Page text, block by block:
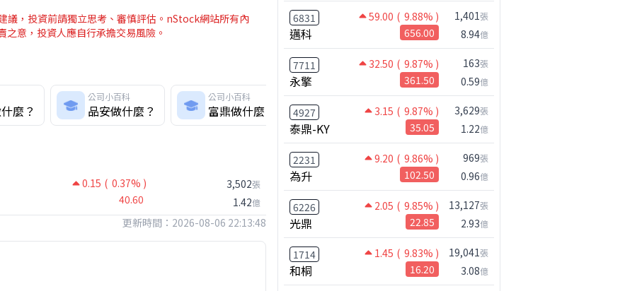
，投資前請獨立思考、審慎評估。nStock網站所有內
意，投資人應自行承擔交易風險。
麼？
公司小百科
品安做什麼？
公司小百科
富鼎做什麼？
公司小百科
盟立做什麼？
0.15 ( 0.37% )
40.60
3,502張
1.42億
更新時間：2026-08-06 22:13:48
6831 59.00 ( 9.88% )
邁科 656.00
1,401張
8.94億
7711 32.50 ( 9.87% )
永擎 361.50
163張
0.59億
4927 3.15 ( 9.87% )
泰鼎-KY 35.05
3,629張
1.22億
2231 9.20 ( 9.86% )
為升 102.50
969張
0.96億
6226 2.05 ( 9.85% )
光鼎 22.85
13,127張
2.93億
1714 1.45 ( 9.83% )
和桐 16.20
19,041張
3.08億